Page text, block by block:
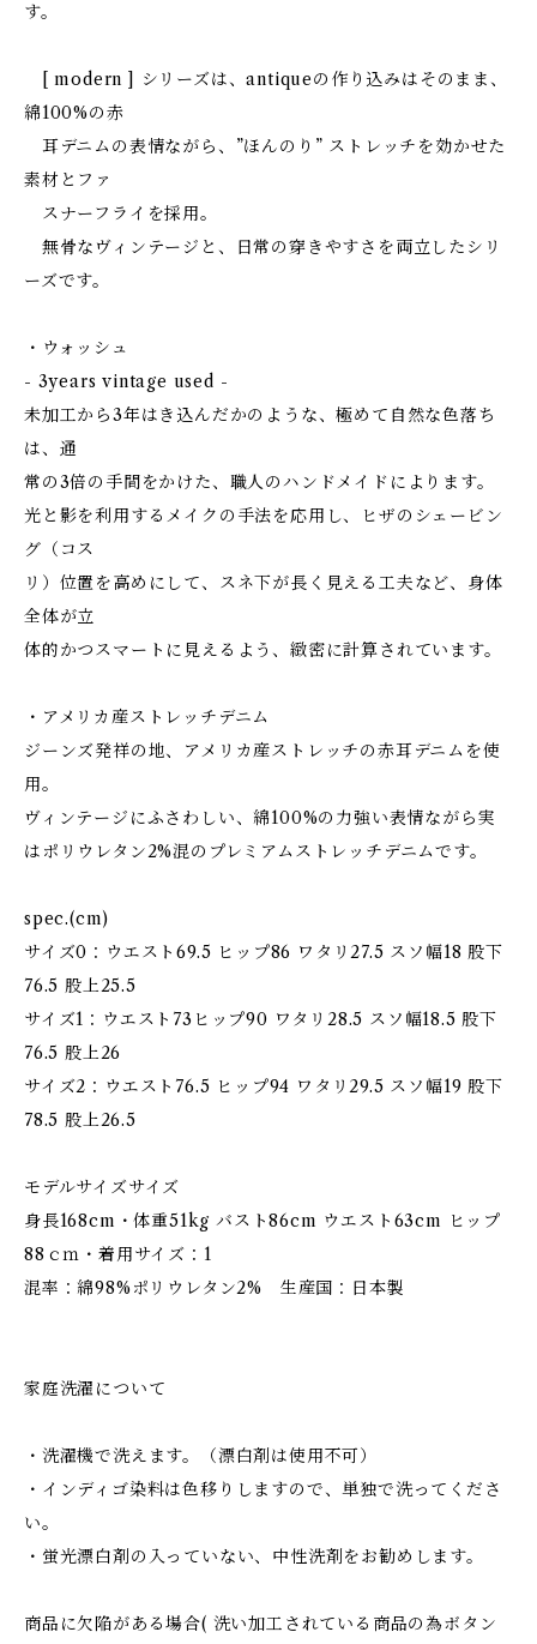
す。
[ modern ] シリーズは、antiqueの作り込みはそのまま、
綿100%の赤
耳デニムの表情ながら、”ほんのり” ストレッチを効かせた
素材とファ
スナーフライを採用。
無骨なヴィンテージと、日常の穿きやすさを両立したシリ
ーズです。
・ウォッシュ
- 3years vintage used -
未加工から3年はき込んだかのような、極めて自然な色落ち
は、通
常の3倍の手間をかけた、職人のハンドメイドによります。
光と影を利用するメイクの手法を応用し、ヒザのシェービン
グ（コス
リ）位置を高めにして、スネ下が長く見える工夫など、身体
全体が立
体的かつスマートに見えるよう、緻密に計算されています。
・アメリカ産ストレッチデニム
ジーンズ発祥の地、アメリカ産ストレッチの赤耳デニムを使
用。
ヴィンテージにふさわしい、綿100%の力強い表情ながら実
はポリウレタン2%混のプレミアムストレッチデニムです。
spec.(cm)
サイズ0：ウエスト69.5 ヒップ86 ワタリ27.5 スソ幅18 股下
76.5 股上25.5
サイズ1：ウエスト73ヒップ90 ワタリ28.5 スソ幅18.5 股下
76.5 股上26
サイズ2：ウエスト76.5 ヒップ94 ワタリ29.5 スソ幅19 股下
78.5 股上26.5
モデルサイズサイズ
身長168cm・体重51kg バスト86cm ウエスト63cm ヒップ
88ｃｍ・着用サイズ：1
混率：綿98%ポリウレタン2% 生産国：日本製
家庭洗濯について
・洗濯機で洗えます。（漂白剤は使用不可）
・インディゴ染料は色移りしますので、単独で洗ってくださ
い。
・蛍光漂白剤の入っていない、中性洗剤をお勧めします。
商品に欠陥がある場合( 洗い加工されている商品の為ボタン